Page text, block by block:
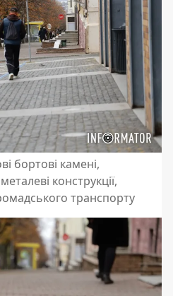
бортові камені,
конструкції,
транспорту